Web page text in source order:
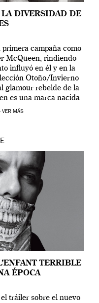
DIVERSIDAD DE
campaña como
McQueen, rindiendo
influyó en él y en la
Otoño/Invierno
glamour rebelde de la
es una marca nacida
ha […]
VER MÁS
TERRIBLE
ÉPOCA
tráiler sobre el nuevo